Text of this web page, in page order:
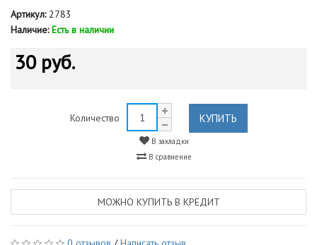
Артикул:2783
Наличие: Есть в наличии
30 руб.
Количество КУПИТЬ
В закладки
В сравнение
МОЖНО КУПИТЬ В КРЕДИТ